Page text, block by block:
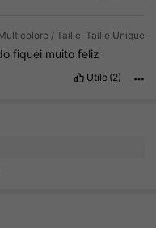
/ Taille: Taille Unique
fiquei muitofeliz
Utile (2)